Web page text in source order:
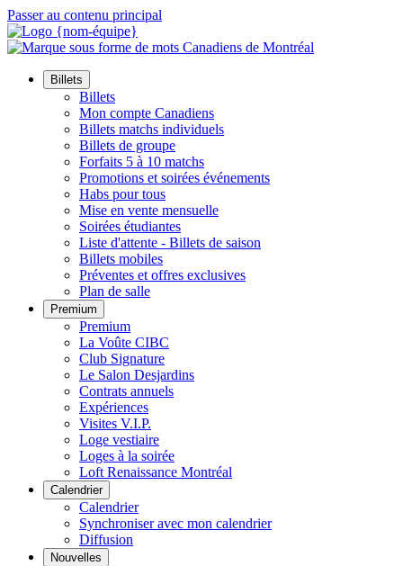
Passer au contenu principal
Billets
Billets
Mon compte Canadiens
Billets matchs individuels
Billets de groupe
Forfaits 5 à 10 matchs
Promotions et soirées événements
Habs pour tous
Mise en vente mensuelle
Soirées étudiantes
Liste d'attente - Billets de saison
Billets mobiles
Préventes et offres exclusives
Plan de salle
Premium
Premium
La Voûte CIBC
Club Signature
Le Salon Desjardins
Contrats annuels
Expériences
Visites V.I.P.
Loge vestiaire
Loges à la soirée
Loft Renaissance Montréal
Calendrier
Calendrier
Synchroniser avec mon calendrier
Diffusion
Nouvelles